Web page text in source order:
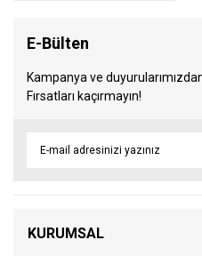
E-Bülten
Kampanya ve
Fırsatları kaçırmayın!
KURUMSAL